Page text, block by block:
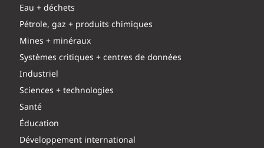
Eau + déchets
Pétrole, gaz + produits chimiques
Mines + minéraux
Systèmes critiques + centres de données
Industriel
Sciences + technologies
Santé
Éducation
Développement international